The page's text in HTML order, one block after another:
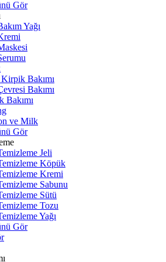
Gör
Yağı
Bakımı
Bakımı
Bakımı
ve Milk
Gör
Jeli
Köpük
Kremi
Sabunu
Sütü
Tozu
Yağı
Gör